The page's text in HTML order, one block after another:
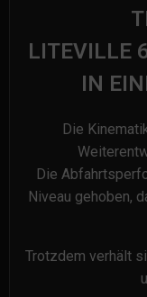
LITEVILLE
IN
Die
Die
Niveau gehoben,
Trotzdem verhält